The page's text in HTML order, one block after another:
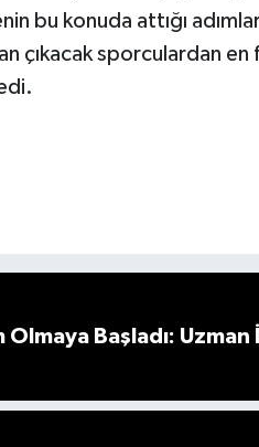
bu konuda attığı
çıkacak sporculardan en
Olmaya Başladı: Uzman